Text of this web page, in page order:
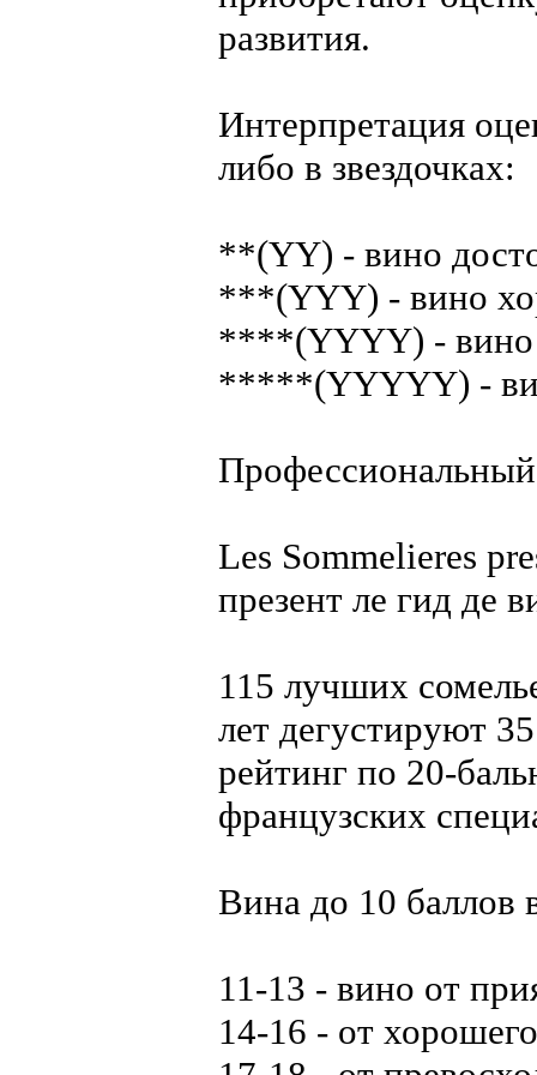
развития.
Интерпретация
либо в звездочках:
**(YY) - вино
***(YYY) - вино
****(YYYY) - вино
*****(YYYYY) -
Les Sommelieres
презент ле гид де
115 лучших
лет дегустируют
рейтинг по 20-
французских
Вина до 10 баллов
11-13 - вино от
14-16 - от